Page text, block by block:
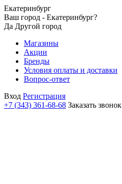
Екатеринбург
Ваш город - Екатеринбург?
Да Другой город
Магазины
Акции
Бренды
Условия оплаты и доставки
Вопрос-ответ
Вход Регистрация
+7 (343) 361-68-68 Заказать звонок